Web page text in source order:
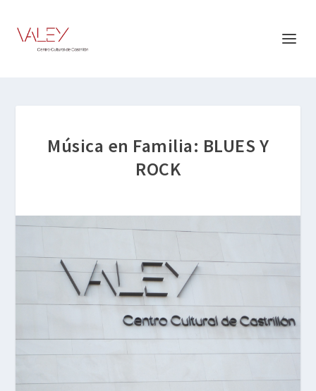
Música en Familia: BLUES Y
ROCK